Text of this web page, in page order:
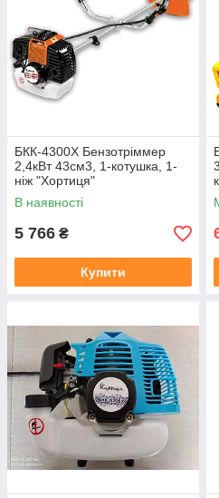
БКК-4300Х Бензотріммер
2,4кВт 43см3, 1-котушка, 1-
ніж "Хортиця"
В наявності
5 766 ₴
Купити